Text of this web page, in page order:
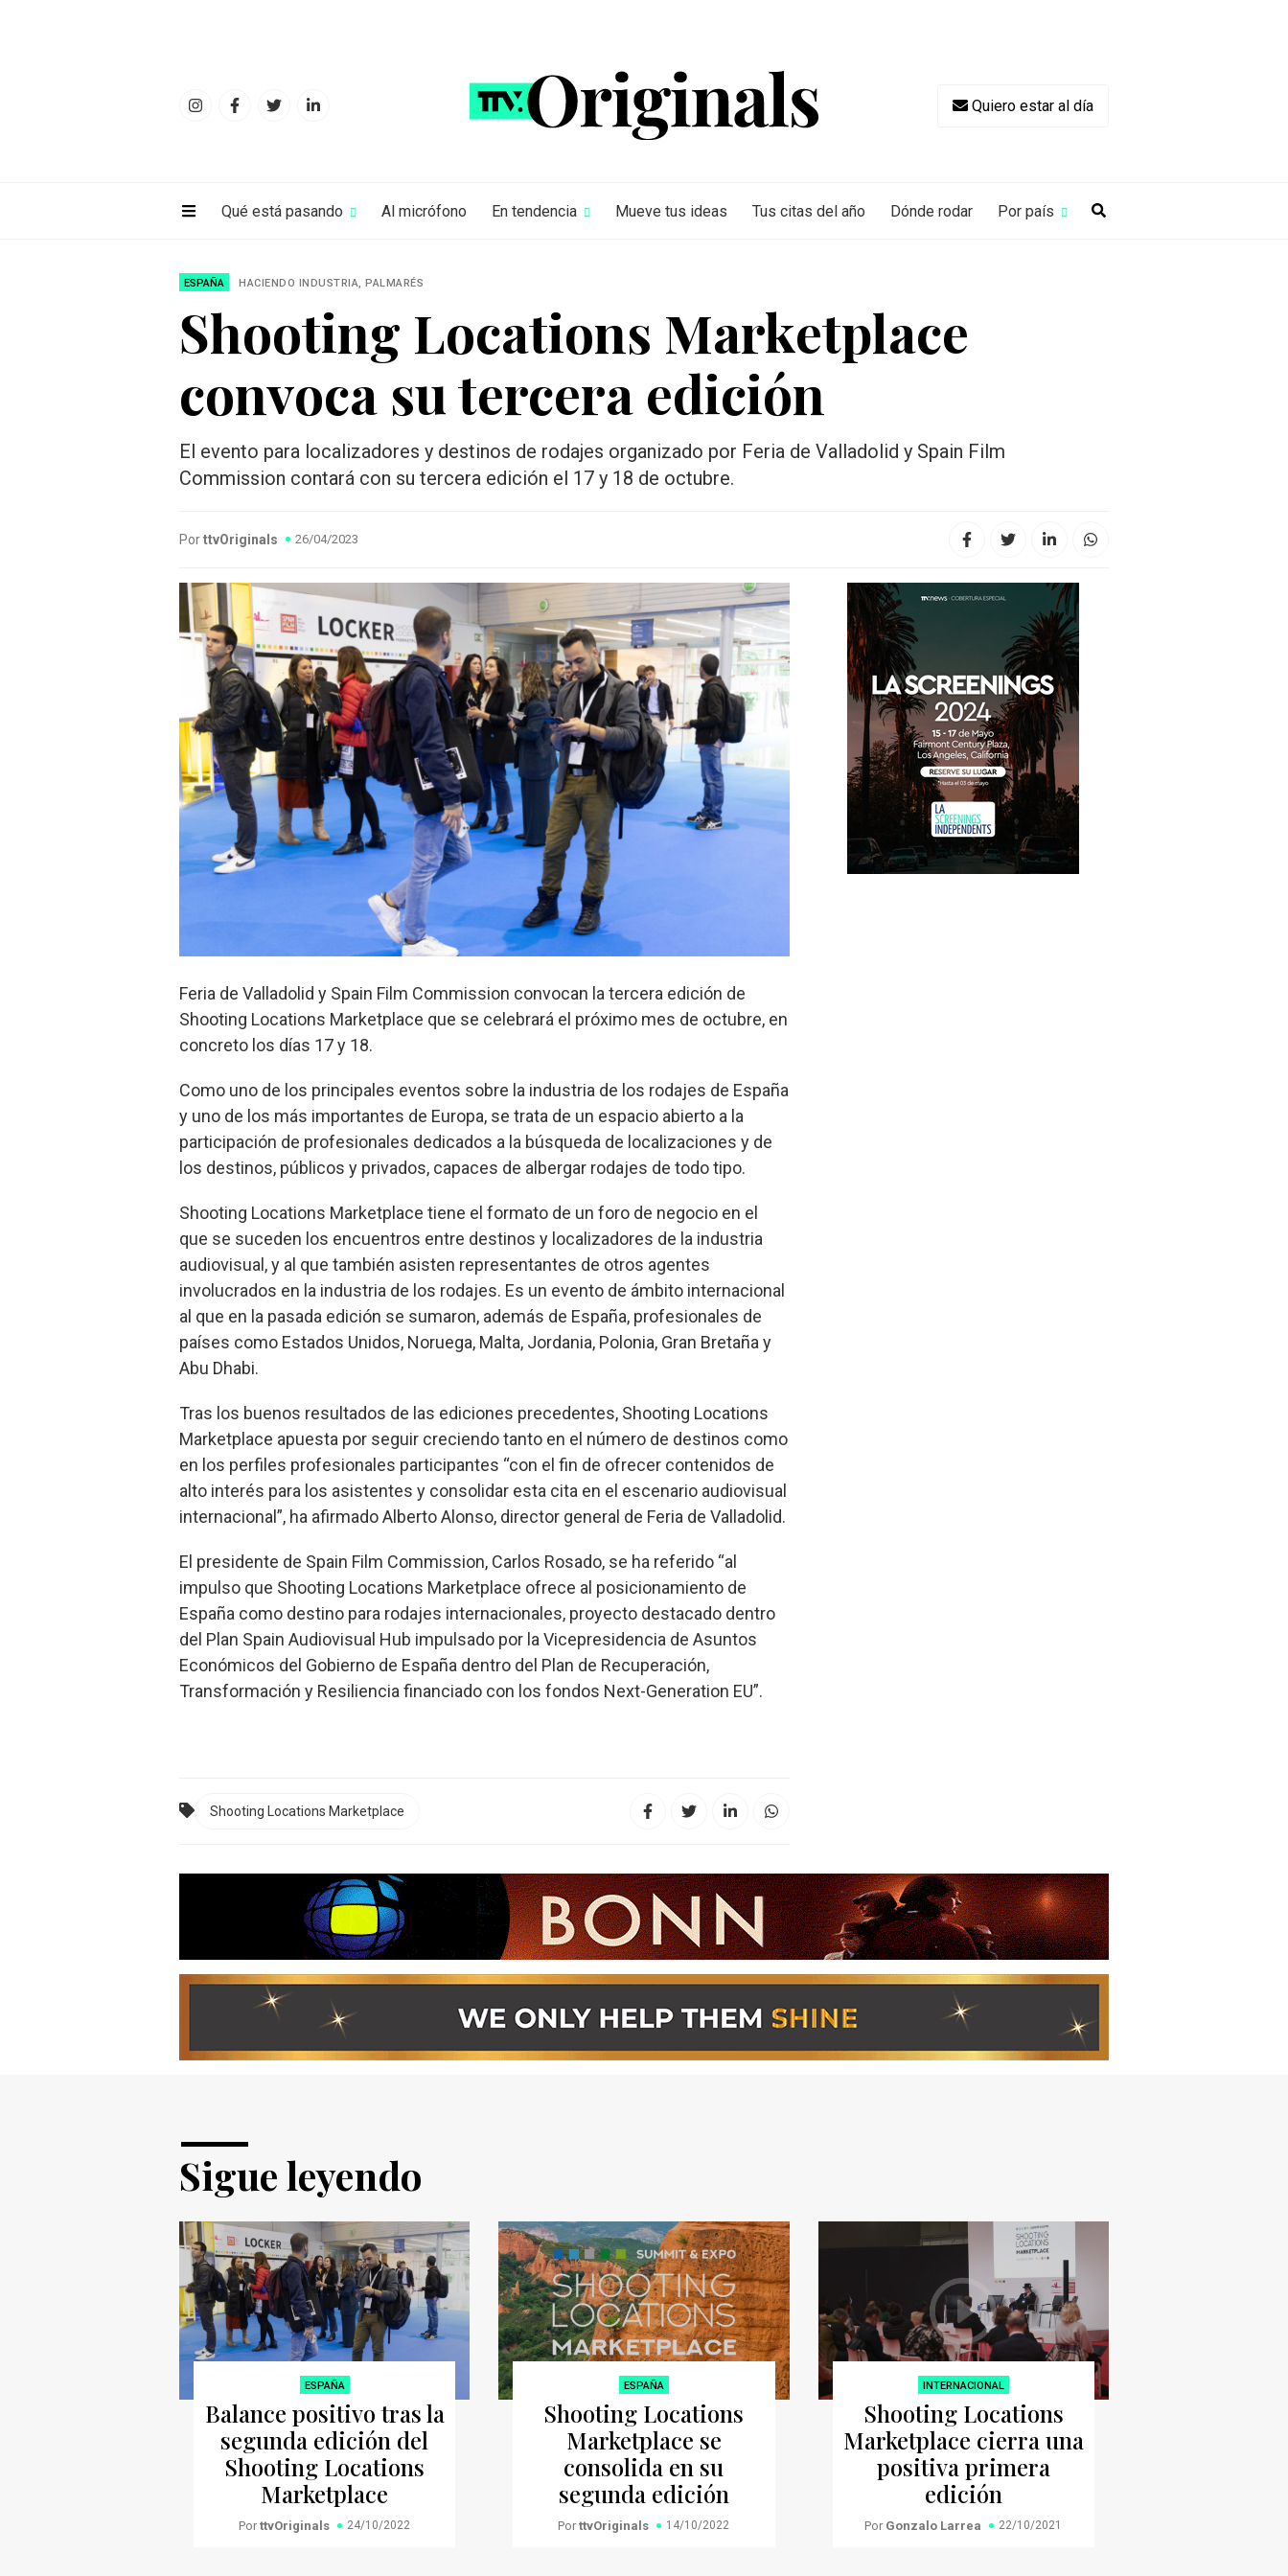
Quiero estar al día
Qué está pasando Al micrófono En tendencia Mueve tus ideas Tus citas del año Dónde rodar Por país
ESPAÑA HACIENDO INDUSTRIA, PALMARÉS
Shooting Locations Marketplace
convoca su tercera edición
El evento para localizadores y destinos de rodajes organizado por Feria de Valladolid y Spain Film
Commission contará con su tercera edición el 17 y 18 de octubre.
PorttvOriginals 26/04/2023
Feria de Valladolid y Spain Film Commission convocan la tercera edición de
Shooting Locations Marketplace que se celebrará el próximo mes de octubre, en
concreto los días 17 y 18.
Como uno de los principales eventos sobre la industria de los rodajes de España
y uno de los más importantes de Europa, se trata de un espacio abierto a la
participación de profesionales dedicados a la búsqueda de localizaciones y de
los destinos, públicos y privados, capaces de albergar rodajes de todo tipo.
Shooting Locations Marketplace tiene el formato de un foro de negocio en el
que se suceden los encuentros entre destinos y localizadores de la industria
audiovisual, y al que también asisten representantes de otros agentes
involucrados en la industria de los rodajes. Es un evento de ámbito internacional
al que en la pasada edición se sumaron, además de España, profesionales de
países como Estados Unidos, Noruega, Malta, Jordania, Polonia, Gran Bretaña y
Abu Dhabi.
Tras los buenos resultados de las ediciones precedentes, Shooting Locations
Marketplace apuesta por seguir creciendo tanto en el número de destinos como
en los perfiles profesionales participantes “con el fin de ofrecer contenidos de
alto interés para los asistentes y consolidar esta cita en el escenario audiovisual
internacional”, ha afirmado Alberto Alonso, director general de Feria de Valladolid.
El presidente de Spain Film Commission, Carlos Rosado, se ha referido “al
impulso que Shooting Locations Marketplace ofrece al posicionamiento de
España como destino para rodajes internacionales, proyecto destacado dentro
del Plan Spain Audiovisual Hub impulsado por la Vicepresidencia de Asuntos
Económicos del Gobierno de España dentro del Plan de Recuperación,
Transformación y Resiliencia financiado con los fondos Next-Generation EU”.
Shooting Locations Marketplace
Sigue leyendo
ESPAÑA
Balance positivo tras la
segunda edición del
Shooting Locations
Marketplace
PorttvOriginals 24/10/2022
ESPAÑA
Shooting Locations
Marketplace se
consolida en su
segunda edición
PorttvOriginals 14/10/2022
INTERNACIONAL
Shooting Locations
Marketplace cierra una
positiva primera
edición
Por Gonzalo Larrea 22/10/2021